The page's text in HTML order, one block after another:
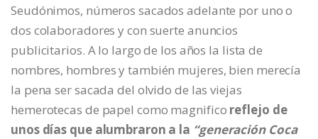
Seudónimos, números sacados adelante por uno o
dos colaboradores y con suerte anuncios
publicitarios. A lo largo de los años la lista de
nombres, hombres y también mujeres, bien merecía
la pena ser sacada del olvido de las viejas
hemerotecas de papel como magnifico reflejo de
unos días que alumbraron a la “generación Coca